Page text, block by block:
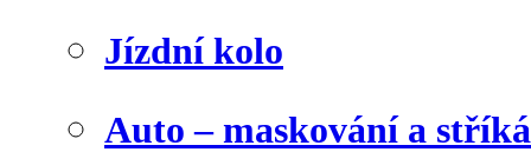
Jízdní kolo
Auto – maskování a